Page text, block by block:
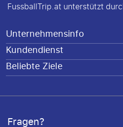
FussballTrip.at unterstützt
Unternehmensinfo
Kundendienst
Beliebte Ziele
Fragen?